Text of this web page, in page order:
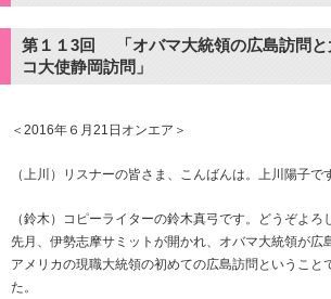
第１１3回 「オバマ大統領の広島訪問と
コ大使静岡訪問」
＜2016年６月21日オンエア＞
（上川）リスナーの皆さま、こんばんは。上川陽子で
（鈴木）コピーライターの鈴木真弓です。どうぞよろ
先月、伊勢志摩サミットが開かれ、オバマ大統領が広
アメリカの現職大統領の初めての広島訪問ということ
た。